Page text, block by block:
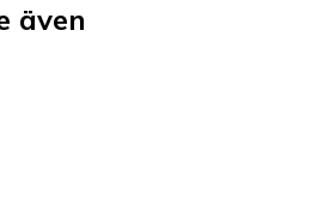
även